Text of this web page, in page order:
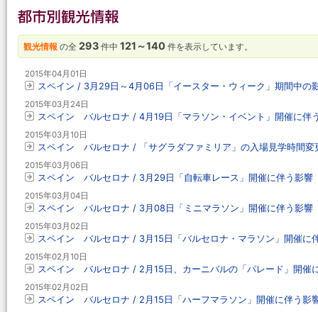
観光情報 の全 293 件中 121～140 件を表示しています。
2015年04月01日
スペイン / 3月29日～4月06日「イースター・ウィーク」期間中の
2015年03月24日
スペイン バルセロナ / 4月19日「マラソン・イベント」開催に伴
2015年03月10日
スペイン バルセロナ / 「サグラダファミリア」の入場見学時間変
2015年03月06日
スペイン バルセロナ / 3月29日「自転車レース」開催に伴う影響
2015年03月04日
スペイン バルセロナ / 3月08日「ミニマラソン」開催に伴う影響
2015年03月02日
スペイン バルセロナ / 3月15日「バルセロナ・マラソン」開催に
2015年02月10日
スペイン バルセロナ / 2月15日、カーニバルの「パレード」開催
2015年02月02日
スペイン バルセロナ / 2月15日「ハーフマラソン」開催に伴う影